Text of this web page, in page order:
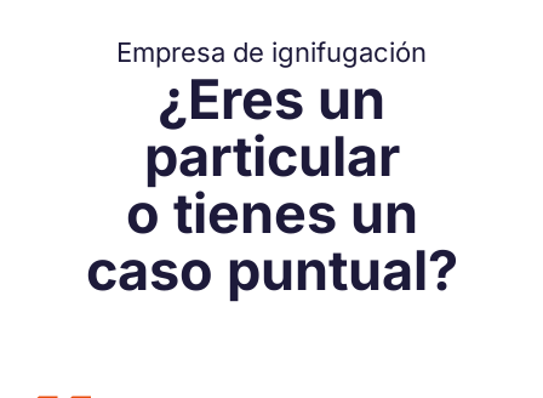
Empresa de ignifugación
¿Eres un
particular
o tienes un
caso puntual?